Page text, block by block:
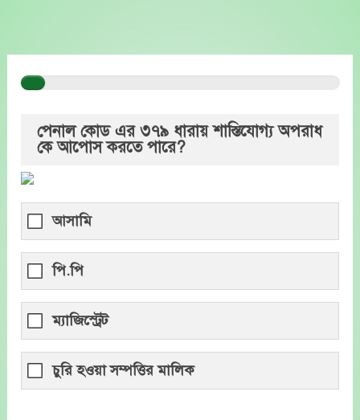
পেনাল কোড এর ৩৭৯ ধারায় শাস্তিযোগ্য অপরাধ
কে আপোস করতে পারে?
আসামি
পি.পি
ম্যাজিস্ট্রেট
চুরি হওয়া সম্পত্তির মালিক